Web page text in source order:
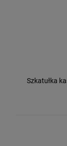
Szkatułka